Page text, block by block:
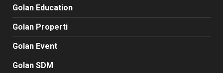
Golan Education
Golan Properti
Golan Event
Golan SDM